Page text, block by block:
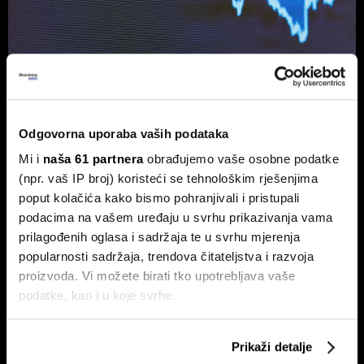
Odgovorna uporaba vaših podataka
Mi i naša 61 partneraobrađujemo vaše osobne podatke
(npr. vaš IP broj) koristeći se tehnološkim rješenjima
poput kolačića kako bismo pohranjivali i pristupali
podacima na vašem uređaju u svrhu prikazivanja vama
prilagođenih oglasa i sadržaja te u svrhu mjerenja
popularnosti sadržaja, trendova čitateljstva i razvoja
proizvoda. Vi možete birati tko upotrebljava vaše
podatke, kao i u koje svrhe.
Prikupljati podatke o vašoj geografskoj lokaciji,
Prikaži detalje
Ljetno zatišje na burzama: zašto je
strategija?
Povijesni podaci pokazuju da su lipanj i srpanj mjeseci s
najmanjom volatilnošću na burzama.
Sezona rezultata u fokusu: